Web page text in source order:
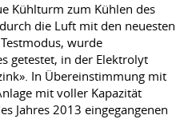
Kühlturm zum Kühlen des
die Luft mit den neuesten
wurde
getestet, in der Elektrolyt
In Übereinstimmung mit
mit voller Kapazität
Jahres 2013 eingegangenen